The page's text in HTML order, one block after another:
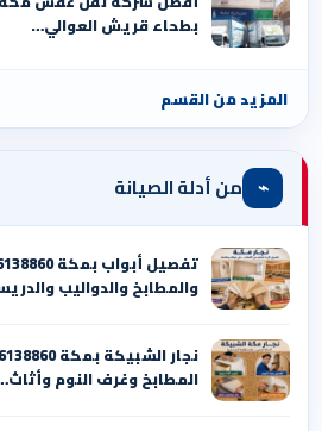
بطحاء قريش العوالي…
المزيد من القسم
⌁ من أدلة الصيانة
والمطابخ والدواليب
المطابخ وغرف النوم